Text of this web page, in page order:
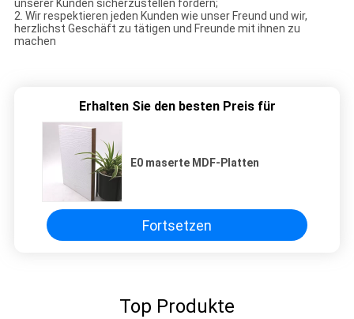
unserer Kunden sicherzustellen fördern;
2. Wir respektieren jeden Kunden wie unser Freund und wir,
herzlichst Geschäft zu tätigen und Freunde mit ihnen zu
machen
Erhalten Sie den besten Preis für
E0 maserte MDF-Platten
Fortsetzen
Top Produkte